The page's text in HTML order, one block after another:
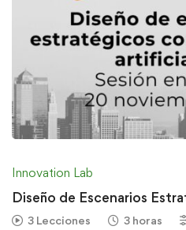
Innovation Lab
Diseño de Escenarios
3 Lecciones 3 horas